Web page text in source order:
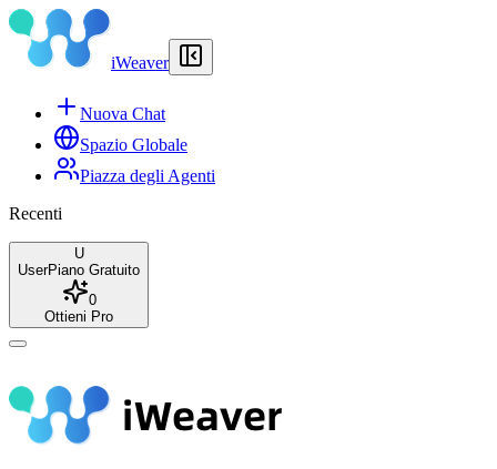
iWeaver
Nuova Chat
Spazio Globale
Piazza degli Agenti
Recenti
U
UserPiano Gratuito
0
Ottieni Pro